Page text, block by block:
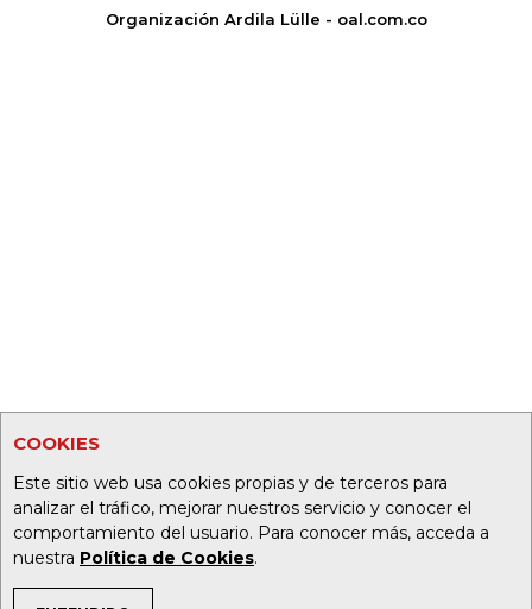
COOKIES
Este sitio web usa cookies propias y de terceros para
analizar el tráfico, mejorar nuestros servicio y conocer el
comportamiento del usuario. Para conocer más, acceda a
nuestra Política de Cookies.
Organización Ardila Lülle - oal.com.co